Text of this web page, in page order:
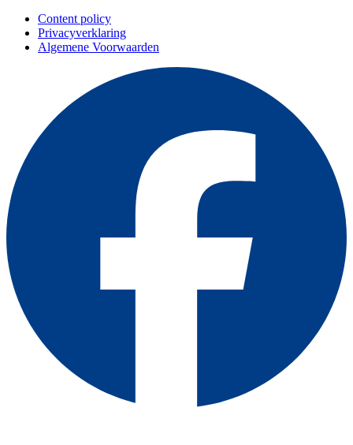
Content policy
Privacyverklaring
Algemene Voorwaarden